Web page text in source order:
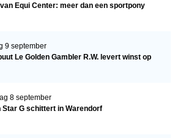
Equi Center: meer dan een sportpony
9 september
Le Golden Gambler R.W. levert winst op
8 september
Star G schittert in Warendorf